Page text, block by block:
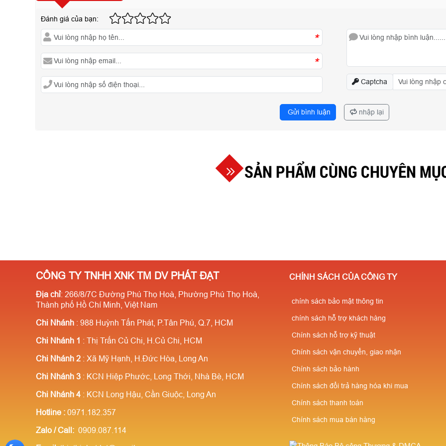
Đánh giá của bạn:
*
*
Captcha
Gửi bình luận nhập lại
SẢN PHẨM CÙNG CHUYÊN
CÔNG TY TNHH XNK TM DV PHÁT ĐẠT
Địa chỉ: 266/8/7C Đường Phú Thọ Hoà, Phường Phú Thọ Hoà,
Thành phố Hồ Chí Minh, Việt Nam
Chi Nhánh : 988 Huỳnh Tấn Phát, P.Tân Phú, Q.7, HCM
Chi Nhánh 1 : Thị Trấn Củ Chi, H.Củ Chi, HCM
Chi Nhánh 2 : Xã Mỹ Hạnh, H.Đức Hòa, Long An
Chi Nhánh 3 : KCN Hiệp Phước, Long Thới, Nhà Bè, HCM
Chi Nhánh 4 : KCN Long Hậu, Cần Giuộc, Long An
Hotline : 0971.182.357
Zalo / Call: 0909.087.114
CHÍNH SÁCH CỦA CÔNG TY
chính sách bảo mật thông tin
chính sách hỗ trợ khách hàng
Chính sách hỗ trợ kỹ thuật
Chính sách vận chuyển, giao nhận
Chính sách bảo hành
Chính sách đổi trả hàng hóa khi mua
Chính sách thanh toán
Chính sách mua bán hàng